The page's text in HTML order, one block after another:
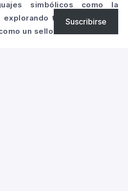
simbólicos como la
todo lo que nos
un sello.
Suscribirse